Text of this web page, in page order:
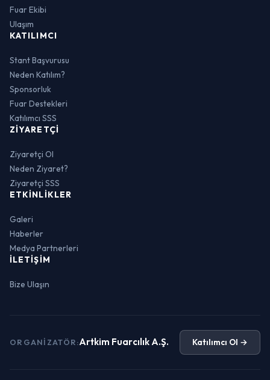
Fuar Ekibi
Ulaşım
KATILIMCI
Stant Başvurusu
Neden Katılım?
Sponsorluk
Fuar Destekleri
Katılımcı SSS
ZIYARETÇI
Ziyaretçi Ol
Neden Ziyaret?
Ziyaretçi SSS
ETKINLIKLER
Galeri
Haberler
Medya Partnerleri
İLETIŞIM
Bize Ulaşın
ORGANIZATÖR:Artkim Fuarcılık A.Ş. Katılımcı Ol →